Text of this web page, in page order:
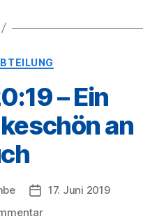
Kategorien
– Ein
an
Veröffentlichungsdatum
17. Juni 2019
zu